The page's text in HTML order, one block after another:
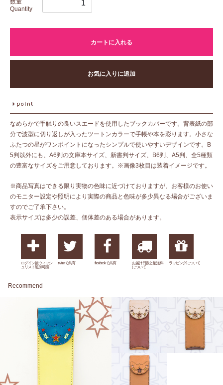
数量
Quantity
カートに入れる
お気に入りに追加
なめらかで手触りの良いスエードを使用したブックカバーです。背表紙の部
分で波型に切り返しが入ったツートンカラーで手帳や本を彩ります。小さな
ふたつの星がワンポイントになったシンプルで使いやすいデザインです。B
5判以外にも、A6判の文庫本サイズ、新書判サイズ、B6判、A5判、全5種類
の豊富なサイズをご用意しております。※画像3枚目は装着イメージです。
※商品写真はできる限り実物の色味に近づけておりますが、お客様のお使い
のモニター設定や照明により実際の商品と色味が多少異なる場合がございま
すのでご了承下さい。
表示サイズは多少の誤差、個体差のある場合があります。
ログイン後ウィッシ
ュリスト追加可能
twitterで共有 facebookで共有
お届け日数と配送料
について
ラッピングについて
Recommend